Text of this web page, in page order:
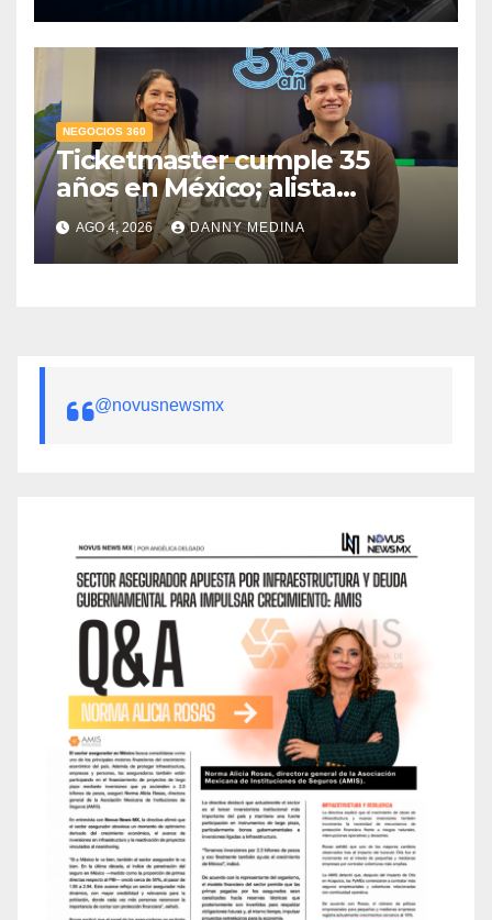
NEGOCIOS 360
Ticketmaster cumple 35
años en México; alista
apuesta por IA tras emitir 22
millones de boletos
AGO 4, 2026 DANNY MEDINA
@novusnewsmx